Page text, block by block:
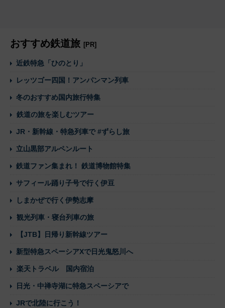
おすすめ鉄道旅 [PR]
近鉄特急「ひのとり」
レッツゴー四国！アンパンマン列車
冬のおすすめ国内旅行特集
鉄道の旅を楽しむツアー
JR・新幹線・特急列車で #ずらし旅
立山黒部アルペンルート
鉄道ファン集まれ！ 鉄道博物館特集
サフィール踊り子号で行く伊豆
しまかぜで行く伊勢志摩
観光列車・寝台列車の旅
【JTB】日帰り新幹線ツアー
新型特急スペーシアXで日光鬼怒川へ
楽天トラベル 国内宿泊
日光・中禅寺湖に特急スペーシアで
JRで北陸に行こう！